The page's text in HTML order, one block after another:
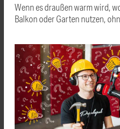
Wenn es draußen warm wird,
Balkon oder Garten nutzen,